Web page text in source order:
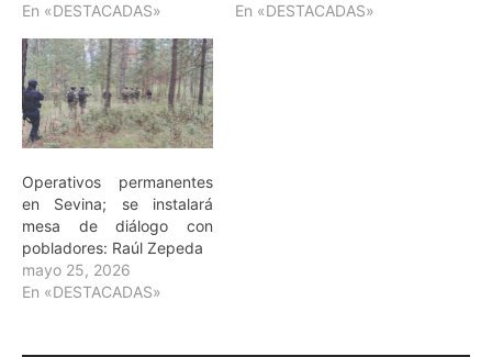
En «DESTACADAS»
En «DESTACADAS»
Operativos permanentes
en Sevina; se instalará
mesa de diálogo con
pobladores: Raúl Zepeda
mayo 25, 2026
En «DESTACADAS»